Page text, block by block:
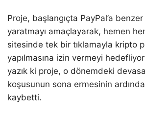
Proje, başlangıçta PayPal’a
yaratmayı amaçlayarak, hemen
sitesinde tek bir tıklamayla kripto
yapılmasına izin vermeyi
yazık ki proje, o dönemdeki
koşusunun sona ermesinin
kaybetti.